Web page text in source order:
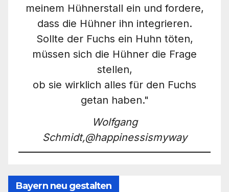
meinem Hühnerstall ein und fordere,
dass die Hühner ihn integrieren.
Sollte der Fuchs ein Huhn töten,
müssen sich die Hühner die Frage
stellen,
ob sie wirklich alles für den Fuchs
getan haben."
Wolfgang
Schmidt,@happinessismyway
Bayern neu gestalten